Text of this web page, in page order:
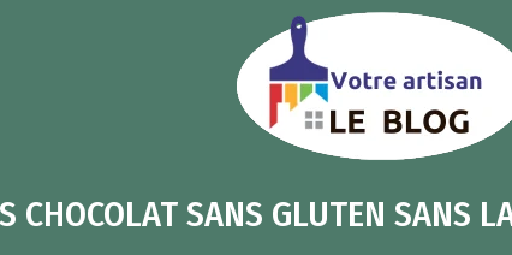
CHOCOLAT SANS GLUTEN SANS